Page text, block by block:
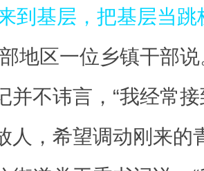
到基层，把基层当
地区一位乡镇干部
并不讳言，“我经常
人，希望调动刚来的